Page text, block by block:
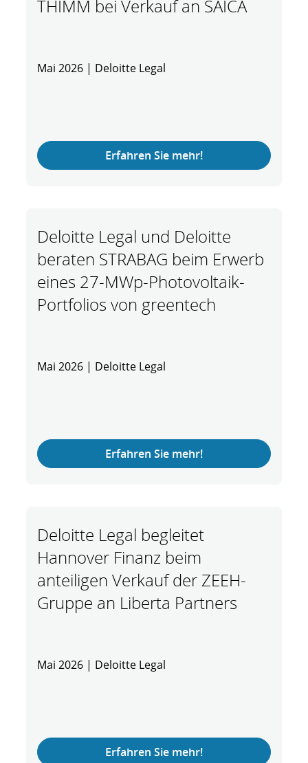
THIMM bei Verkauf an SAICA
Mai 2026 | Deloitte Legal
Erfahren Sie mehr!
Deloitte Legal und Deloitte
beraten STRABAG beim Erwerb
eines 27-MWp-Photovoltaik-
Portfolios von greentech
Mai 2026 | Deloitte Legal
Erfahren Sie mehr!
Deloitte Legal begleitet
Hannover Finanz beim
anteiligen Verkauf der ZEEH-
Gruppe an Liberta Partners
Mai 2026 | Deloitte Legal
Erfahren Sie mehr!